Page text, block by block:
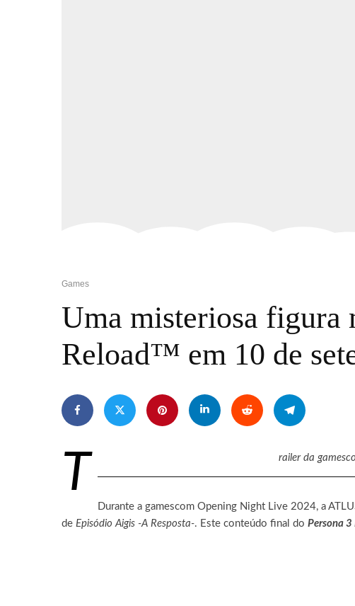
Games
Uma misteriosa figura
Reload™️ em 10 de
T railer da
Durante a gamescom Opening Night Live 2024, a
de Episódio Aigis -A Resposta-. Este conteúdo final do Persona 3